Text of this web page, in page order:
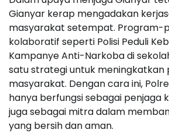
Gianyar kerap mengadakan
masyarakat setempat. Program-
kolaboratif seperti Polisi Peduli
Kampanye Anti-Narkoba di
satu strategi untuk meningkatkan
masyarakat. Dengan cara ini,
hanya berfungsi sebagai
juga sebagai mitra dalam
yang bersih dan aman.